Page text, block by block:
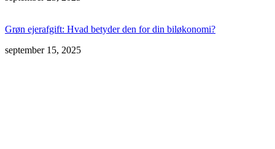
Grøn ejerafgift: Hvad betyder den for din biløkonomi?
september 15, 2025